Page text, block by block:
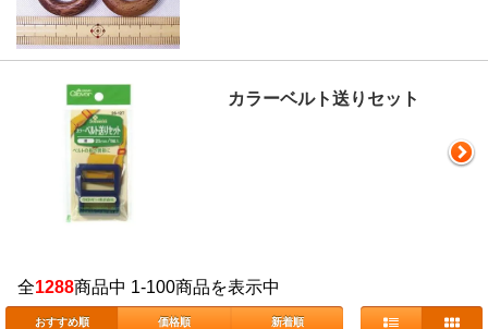
カラーベルト送りセット
全1288商品中 1-100商品を表示中
おすすめ順 価格順 新着順